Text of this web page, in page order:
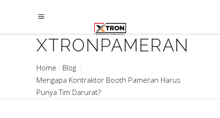
XTRONPAMERAN
Home
Blog
Mengapa Kontraktor Booth Pameran Harus
Punya Tim Darurat?